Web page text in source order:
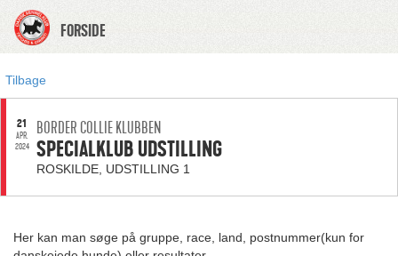
FORSIDE
Tilbage
21
APR.
2024
BORDER COLLIE KLUBBEN
SPECIALKLUB UDSTILLING
ROSKILDE, UDSTILLING 1
Her kan man søge på gruppe, race, land, postnummer(kun for